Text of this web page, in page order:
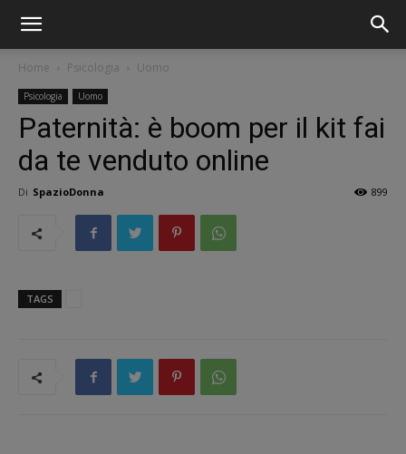
Home Psicologia Uomo
Psicologia Uomo
Paternità: è boom per il kit fai
da te venduto online
Di SpazioDonna 899
TAGS